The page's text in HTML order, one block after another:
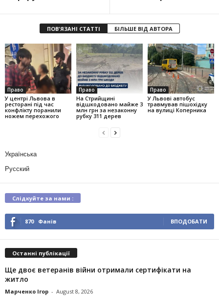
ПОВ'ЯЗАНІ СТАТТІ БІЛЬШЕ ВІД АВТОРА
Право
У центрі Львова в
ресторані під час
конфлікту поранили
ножем перехожого
Право
На Стрийщині
відшкодовано майже 3
млн грн за незаконну
рубку 311 дерев
Право
У Львові автобус
травмував пішохідку
на вулиці Коперника
Українська
Русский
Слідкуйте за нами :
870 Фанів ВПОДОБАТИ
Останні публікації
Ще двоє ветеранів війни отримали сертифікати на
житло
Марченко Ігор - August 8, 2026